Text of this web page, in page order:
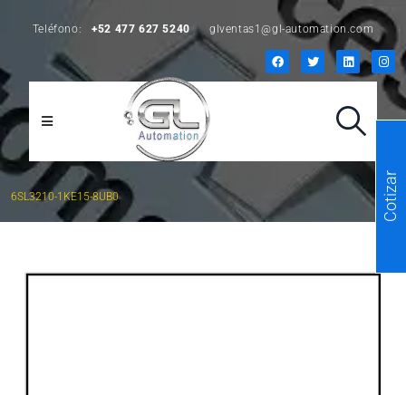
Teléfono: +52 477 627 5240 glventas1@gl-automation.com
6SL3210-1KE15-8UB0 Cotizar